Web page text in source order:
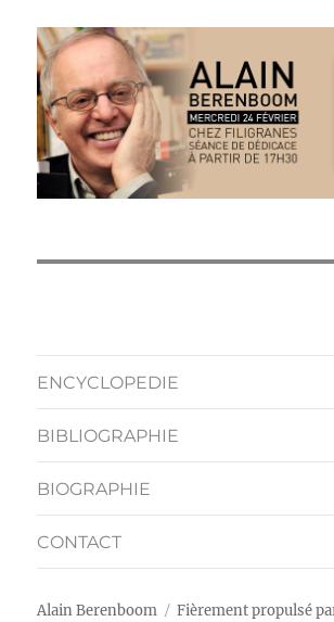
ENCYCLOPEDIE
BIBLIOGRAPHIE
BIOGRAPHIE
CONTACT
Alain Berenboom Fièrement propulsé